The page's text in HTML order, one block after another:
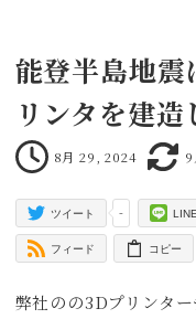
能登半島地
リンタを建
投稿日
8月 29, 2024
更新日
-
ツイート LINE
フィード コピー
弊社のの3Dプリンタ